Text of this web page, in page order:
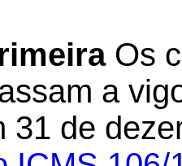
Os
a
31 de